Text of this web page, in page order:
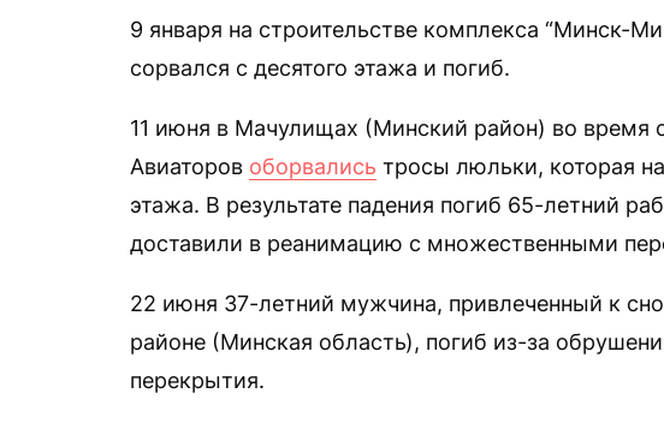
9 января на строительстве комплекса “Минск-
сорвался с десятого этажа и погиб.
11 июня в Мачулищах (Минский район) во время
Авиаторов оборвались тросы люльки, которая
этажа. В результате падения погиб 65-летний
доставили в реанимацию с множественными
22 июня 37-летний мужчина, привлеченный к
районе (Минская область), погиб из-за
перекрытия.